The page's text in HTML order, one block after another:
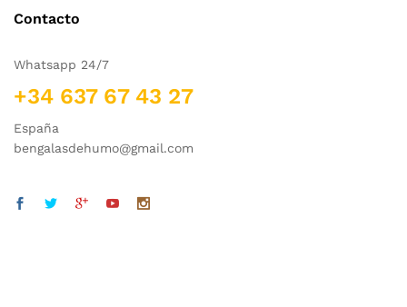
Contacto
Whatsapp 24/7
+34 637 67 43 27
España
bengalasdehumo@gmail.com